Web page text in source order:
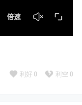
利好 0 利空 0